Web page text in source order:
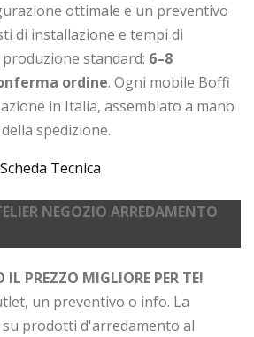
ottimale e un preventivo
di installazione e tempi di
standard: 6–8
ordine. Ogni mobile Boffi
in Italia, assemblato a mano
spedizione.
Scheda Tecnica
NEGOZIO ARREDAMENTO
PREZZO MIGLIORE PER TE!
un preventivo o info. La
prodotti d'arredamento al